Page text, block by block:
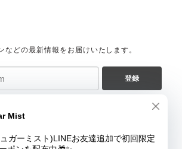
などの最新情報をお届けいたします。
登録